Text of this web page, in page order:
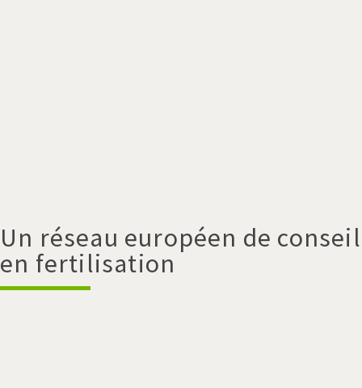
Un réseau européen de conseil
en fertilisation